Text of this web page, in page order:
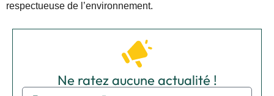
respectueuse de l’environnement.
Ne ratez aucune actualité !